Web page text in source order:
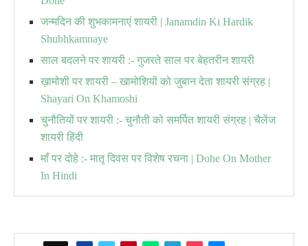
जन्मदिन की शुभकामनाएं शायरी | Janamdin Ki Hardik
Shubhkamnaye
साल बदलने पर शायरी :- गुजरते साल पर बेहतरीन शायरी
ख़ामोशी पर शायरी – खामोशियों को जुबान देता शायरी संग्रह |
Shayari On Khamoshi
चुनौतियों पर शायरी :- चुनौती को समर्पित शायरी संग्रह | चैलेंज
शायरी हिंदी
माँ पर दोहे :- मातृ दिवस पर विशेष रचना | Dohe On Mother
In Hindi